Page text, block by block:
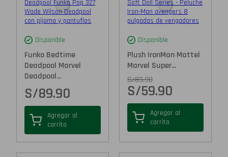
Disponible
Funko Bedtime
Deadpool Marvel
Deadpool...
S/89.90
Agregar al
carrito
Disponible
Plush IronMan Mattel
Marvel Super...
S/89.90
S/59.90
Agregar al
carrito